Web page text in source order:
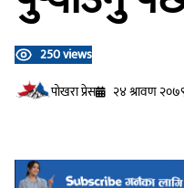
250 views
प‍ोखरा प्रेस
२४ श्रावण